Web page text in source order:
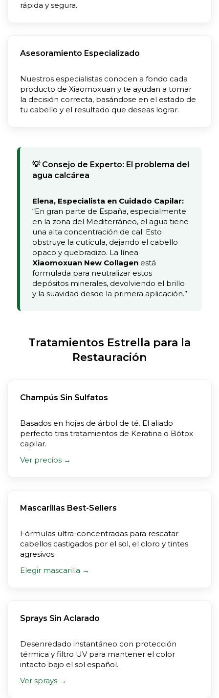
rápida y segura.
Asesoramiento Especializado
Nuestros especialistas conocen a fondo cada
producto de Xiaomoxuan y te ayudan a tomar
la decisión correcta, basándose en el estado de
tu cabello y el resultado que deseas lograr.
💡 Consejo de Experto: El problema del
agua calcárea
Elena, Especialista en Cuidado Capilar:
“En gran parte de España, especialmente
en la zona del Mediterráneo, el agua tiene
una alta concentración de cal. Esto
obstruye la cutícula, dejando el cabello
opaco y quebradizo. La línea
Xiaomoxuan New Collagen está
formulada para neutralizar estos
depósitos minerales, devolviendo el brillo
y la suavidad desde la primera aplicación.”
Tratamientos Estrella para la
Restauración
Champús Sin Sulfatos
Basados en hojas de árbol de té. El aliado
perfecto tras tratamientos de Keratina o Bótox
capilar.
Ver precios →
Mascarillas Best-Sellers
Fórmulas ultra-concentradas para rescatar
cabellos castigados por el sol, el cloro y tintes
agresivos.
Elegir mascarilla →
Sprays Sin Aclarado
Desenredado instantáneo con protección
térmica y filtro UV para mantener el color
intacto bajo el sol español.
Ver sprays →